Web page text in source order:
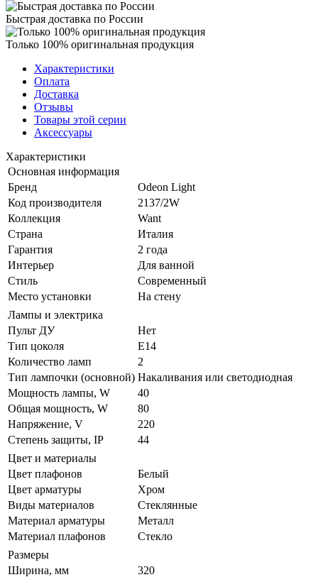
Быстрая доставка по России
Только 100% оригинальная продукция
Характеристики
Оплата
Доставка
Отзывы
Товары этой серии
Аксессуары
Характеристики
Основная информация
Бренд
Odeon Light
Код производителя
2137/2W
Коллекция
Want
Страна
Италия
Гарантия
2 года
Интерьер
Для ванной
Стиль
Современный
Место установки
На стену
Лампы и электрика
Пульт ДУ
Нет
Тип цоколя
E14
Количество ламп
2
Тип лампочки (основной) Накаливания или светодиодная
Мощность лампы, W
40
Общая мощность, W
80
Напряжение, V
220
Степень защиты, IP
44
Цвет и материалы
Цвет плафонов
Белый
Цвет арматуры
Хром
Виды материалов
Стеклянные
Материал арматуры
Металл
Материал плафонов
Стекло
Размеры
Ширина, мм
320